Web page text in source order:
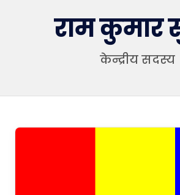
राम कुमार
केन्द्रीय सदस्य